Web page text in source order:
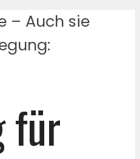
– Auch sie
für